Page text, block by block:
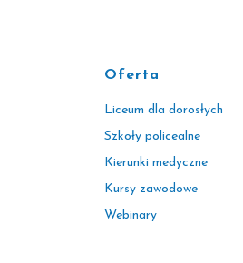
Oferta
Liceum dla dorosłych
Szkoły policealne
Kierunki medyczne
Kursy zawodowe
Webinary